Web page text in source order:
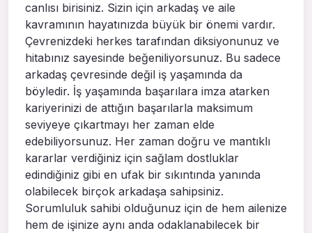
canlısı birisiniz. Sizin için arkadaş ve aile
kavramının hayatınızda büyük bir önemi vardır.
Çevrenizdeki herkes tarafından diksiyonunuz ve
hitabınız sayesinde beğeniliyorsunuz. Bu sadece
arkadaş çevresinde değil iş yaşamında da
böyledir. İş yaşamında başarılara imza atarken
kariyerinizi de attığın başarılarla maksimum
seviyeye çıkartmayı her zaman elde
edebiliyorsunuz. Her zaman doğru ve mantıklı
kararlar verdiğiniz için sağlam dostluklar
edindiğiniz gibi en ufak bir sıkıntında yanında
olabilecek birçok arkadaşa sahipsiniz.
Sorumluluk sahibi olduğunuz için de hem ailenize
hem de işinize aynı anda odaklanabilecek bir